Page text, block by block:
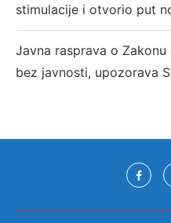
stimulacije i otvorio put
Javna rasprava o
bez javnosti, upozorava